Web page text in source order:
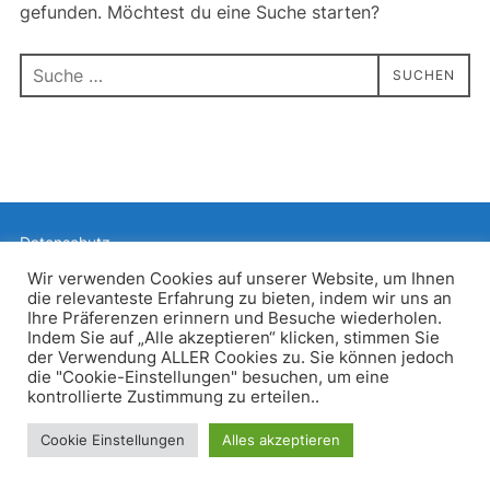
gefunden. Möchtest du eine Suche starten?
Suchen
nach:
SUCHEN
Datenschutz
Inspiro WordPress Theme von WPZOOM
Wir verwenden Cookies auf unserer Website, um Ihnen
die relevanteste Erfahrung zu bieten, indem wir uns an
Ihre Präferenzen erinnern und Besuche wiederholen.
Indem Sie auf „Alle akzeptieren“ klicken, stimmen Sie
der Verwendung ALLER Cookies zu. Sie können jedoch
die "Cookie-Einstellungen" besuchen, um eine
kontrollierte Zustimmung zu erteilen..
Cookie Einstellungen Alles akzeptieren